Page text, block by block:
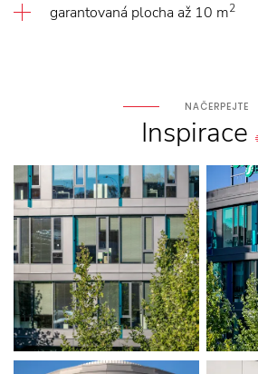
garantovaná plocha až 10 m2
NAČERPEJTE
Inspirace